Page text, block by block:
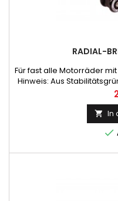
RADIAL-
Für fast alle Motorräder
Hinweis: Aus
Hinterradheber
 In
